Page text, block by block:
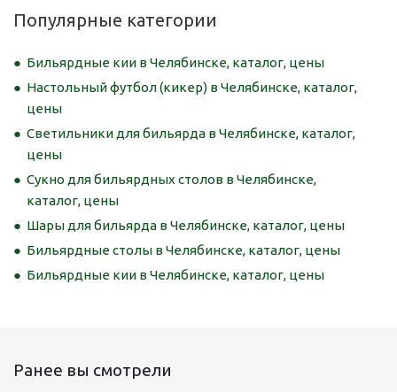
Популярные категории
Бильярдные кии в Челябинске, каталог, цены
Настольный футбол (кикер) в Челябинске, каталог,
цены
Светильники для бильярда в Челябинске, каталог,
цены
Сукно для бильярдных столов в Челябинске,
каталог, цены
Шары для бильярда в Челябинске, каталог, цены
Бильярдные столы в Челябинске, каталог, цены
Бильярдные кии в Челябинске, каталог, цены
Ранее вы смотрели